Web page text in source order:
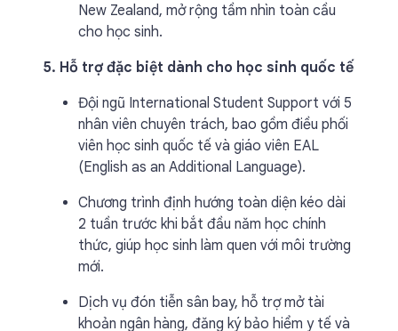
New Zealand, mở rộng tầm nhìn toàn cầu
cho học sinh.
5. Hỗ trợ đặc biệt dành cho học sinh quốc tế
Đội ngũ International Student Support với 5
nhân viên chuyên trách, bao gồm điều phối
viên học sinh quốc tế và giáo viên EAL
(English as an Additional Language).
Chương trình định hướng toàn diện kéo dài
2 tuần trước khi bắt đầu năm học chính
thức, giúp học sinh làm quen với môi trường
mới.
Dịch vụ đón tiễn sân bay, hỗ trợ mở tài
khoản ngân hàng, đăng ký bảo hiểm y tế và